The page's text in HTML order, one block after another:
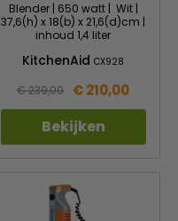
Blender | 650 watt | Wit |
37,6(h) x 18(b) x 21,6(d)cm |
inhoud 1,4 liter
KitchenAidCX928
€ 239,00 € 210,00
Bekijken